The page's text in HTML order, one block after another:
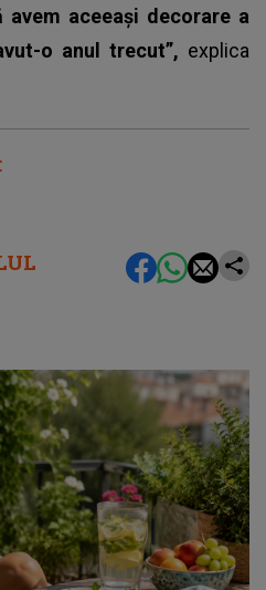
aceeaşi decorare a
o anul trecut”, explica